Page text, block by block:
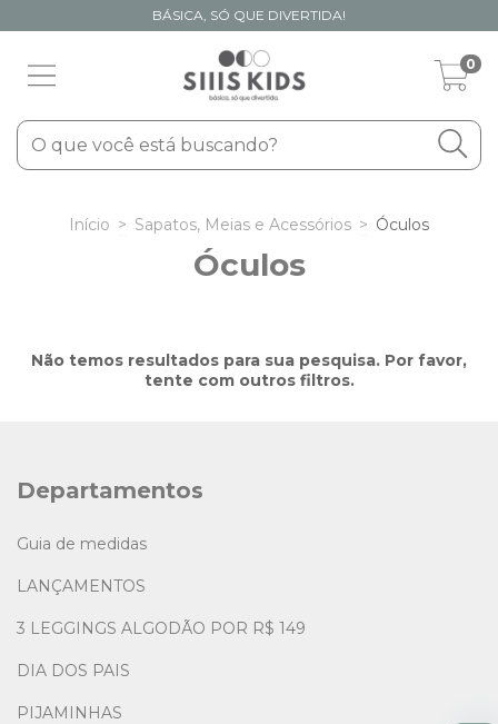
BÁSICA, SÓ QUE DIVERTIDA!
0
Início > Sapatos, Meias e Acessórios > Óculos
Óculos
Não temos resultados para sua pesquisa. Por favor,
tente com outros filtros.
Departamentos
Guia de medidas
LANÇAMENTOS
3 LEGGINGS ALGODÃO POR R$ 149
DIA DOS PAIS
PIJAMINHAS